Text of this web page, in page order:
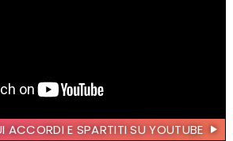
ACCORDI E SPARTITI SU YOUTUBE